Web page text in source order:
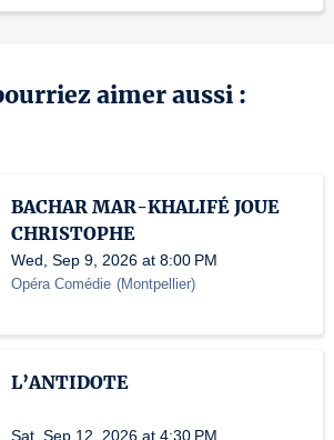
aimer aussi :
BACHAR MAR-KHALIFÉ JOUE
CHRISTOPHE
Wed, Sep 9, 2026 at 8:00 PM
Opéra Comédie (Montpellier)
L’ANTIDOTE
Sat, Sep 12, 2026 at 4:30 PM